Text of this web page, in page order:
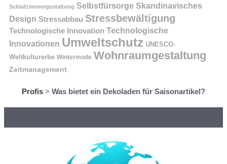
Schlafzimmergestaltung Selbstfürsorge Skandinavisches
Design Stressabbau Stressbewältigung
Technologische Innovation Technologische
Innovationen Umweltschutz UNESCO-
Weltkulturerbe Wintermode Wohnraumgestaltung
Zeitmanagement
Profis > Was bietet ein Dekoladen für Saisonartikel?